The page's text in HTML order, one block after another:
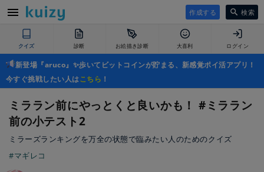
作成する 検索
クイズ 診断 お絵描き診断 大喜利 ログイン
新登場『aruco』✨歩いてビットコインが貯まる、新感覚ポイ活アプリ！
今すぐ挑戦したい人はこちら ！
ミララン前にやっとくと良いかも！ #ミララン
前の小テスト2
ミラーズランキングを万全の状態で臨みたい人のためのクイズ
#マギレコ